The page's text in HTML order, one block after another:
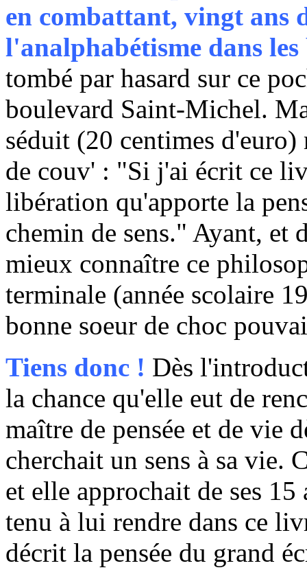
en combattant, vingt ans
l'analphabétisme dans
tombé par hasard sur ce
boulevard Saint-Michel.
séduit (20 centimes
de couv' : "Si j'ai écrit ce
libération qu'apporte la
chemin de sens." Ayant, et
mieux connaître ce
terminale (année scolaire
bonne soeur de choc
Tiens donc ! Dès
la chance qu'elle eut de
maître de pensée et de vie
cherchait un sens à sa vie.
et elle approchait de ses
tenu à lui rendre dans ce
décrit la pensée du grand